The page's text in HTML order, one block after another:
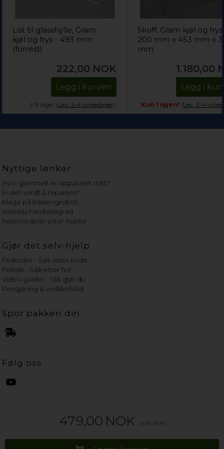
479,00 NOK (inkl. MVA)
List til glasshylle, Gram
kjøl og frys - 493 mm
(forrest)
222,00 NOK
Legg i kurven
På lager (Lev. 2-4 virkedager).
Skuff, Gram kjøl og
200 mm x 453 mm x
mm
1.180,00
Legg i
Kun 1 igjen! (Lev. 2-4
Nyttige lenker
Hvor gammelt er apparatet mitt?
Er det verdt å reparere?
Klage på bassengrobot
Vannets hardhetsgrad
Reservedeler etter merke
Gjør det selv-hjelp
Feilkoder - Søk etter kode
Feilsøk - Søk etter feil
Video guider - Slik gjør du
Rengjøring & vedlikehold
Spor pakken din
Følg oss